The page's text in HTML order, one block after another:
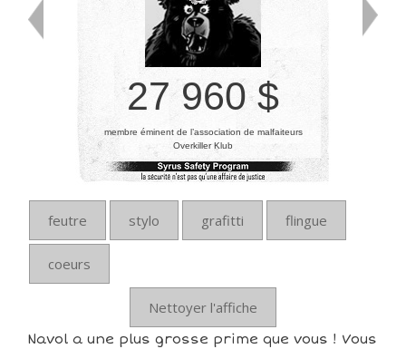
27 960 $
membre éminent de l’association de malfaiteurs
Overkiller Klub
feutre stylo grafitti flingue
coeurs
Nettoyer l'affiche
Navol a une plus grosse prime que vous ! Vous